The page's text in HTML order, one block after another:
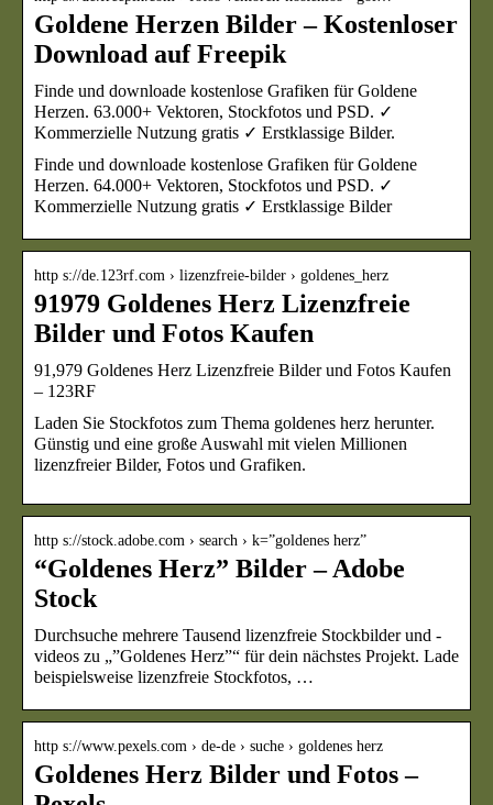
Goldene Herzen Bilder – Kostenloser
Download auf Freepik
Finde und downloade kostenlose Grafiken für Goldene
Herzen. 63.000+ Vektoren, Stockfotos und PSD. ✓
Kommerzielle Nutzung gratis ✓ Erstklassige Bilder.
Finde und downloade kostenlose Grafiken für Goldene
Herzen. 64.000+ Vektoren, Stockfotos und PSD. ✓
Kommerzielle Nutzung gratis ✓ Erstklassige Bilder
http s://de.123rf.com › lizenzfreie-bilder › goldenes_herz
91979 Goldenes Herz Lizenzfreie
Bilder und Fotos Kaufen
91,979 Goldenes Herz Lizenzfreie Bilder und Fotos Kaufen
– 123RF
Laden Sie Stockfotos zum Thema goldenes herz herunter.
Günstig und eine große Auswahl mit vielen Millionen
lizenzfreier Bilder, Fotos und Grafiken.
http s://stock.adobe.com › search › k=”goldenes herz”
“Goldenes Herz” Bilder – Adobe
Stock
Durchsuche mehrere Tausend lizenzfreie Stockbilder und -
videos zu „”Goldenes Herz”“ für dein nächstes Projekt. Lade
beispielsweise lizenzfreie Stockfotos, …
http s://www.pexels.com › de-de › suche › goldenes herz
Goldenes Herz Bilder und Fotos –